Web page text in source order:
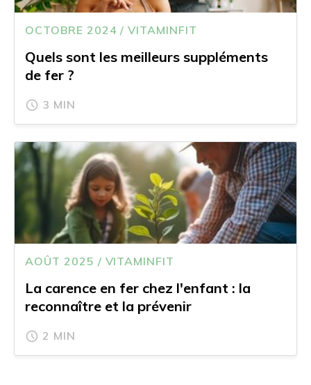
OCTOBRE 2024 / VITAMINFIT
Quels sont les meilleurs suppléments
de fer ?
3 MIN
AOÛT 2025 / VITAMINFIT
La carence en fer chez l'enfant : la
reconnaître et la prévenir
2 MIN